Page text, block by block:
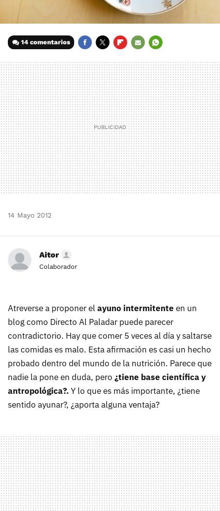
14 comentarios
MAIL
14 Mayo 2012
Aitor
Colaborador
Atreverse a proponer el ayuno intermitente en un
blog como Directo Al Paladar puede parecer
contradictorio. Hay que comer 5 veces al día y saltarse
las comidas es malo. Esta afirmación es casi un hecho
probado dentro del mundo de la nutrición. Parece que
nadie la pone en duda, pero ¿tiene base científica y
antropológica?.Y lo que es más importante, ¿tiene
sentido ayunar?, ¿aporta alguna ventaja?